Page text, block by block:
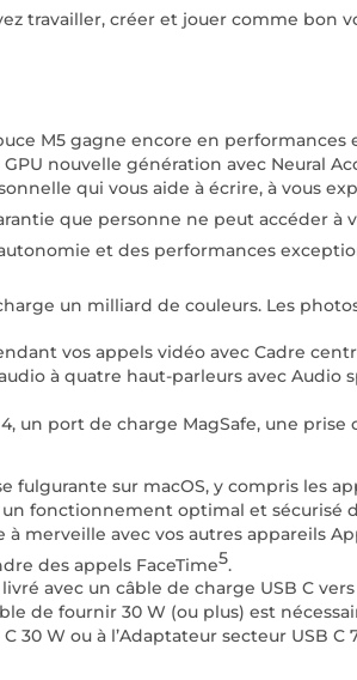
travailler, créer et jouer comme bon
M5 gagne encore en
nouvelle génération avec Neural
qui vous aide à écrire, à vous
que personne ne peut accéder à
et des performances
un milliard de couleurs. Les
vos appels vidéo avec Cadre
à quatre haut-parleurs avec Audio
un port de charge MagSafe, une
fulgurante sur macOS, y compris les
fonctionnement optimal et sécurisé
à merveille avec vos autres
des appels FaceTime5.
avec un câble de charge USB C
de fournir 30 W (ou plus) est
30 W ou à l’Adaptateur secteur USB